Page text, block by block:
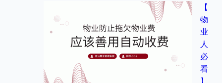
【
物
业
人
必
看
】